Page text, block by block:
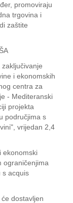
promoviraju
trgovina i
zaštite
i ekonomskih
centra za
- Mediteranski
projekta
područjima s
vrijedan 2,4
ekonomski
ograničenjima
s acquis
dostavljen